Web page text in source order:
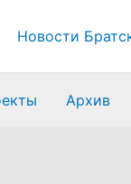
Новости
Архив